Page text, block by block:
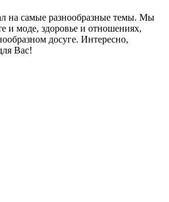
на самые разнообразные темы. Мы
и моде, здоровье и отношениях,
досуге. Интересно,
Вас!